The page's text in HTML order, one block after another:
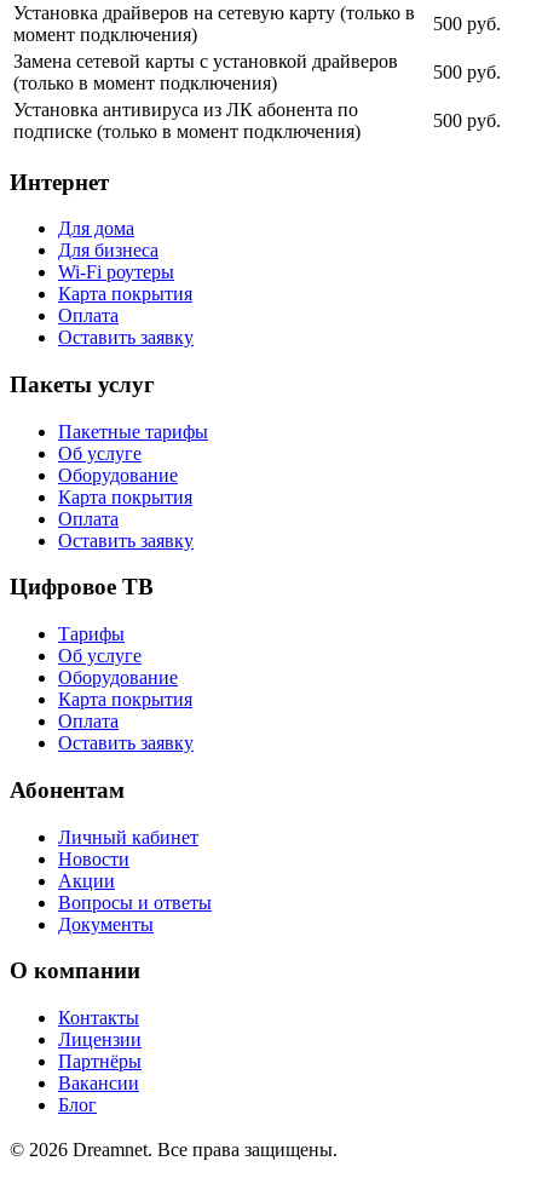
Установка драйверов на сетевую карту (только в
момент подключения)
500 руб.
Замена сетевой карты с установкой драйверов
(только в момент подключения)
500 руб.
Установка антивируса из ЛК абонента по
подписке (только в момент подключения)
500 руб.
Интернет
Для дома
Для бизнеса
Wi-Fi роутеры
Карта покрытия
Оплата
Оставить заявку
Пакеты услуг
Пакетные тарифы
Об услуге
Оборудование
Карта покрытия
Оплата
Оставить заявку
Цифровое ТВ
Тарифы
Об услуге
Оборудование
Карта покрытия
Оплата
Оставить заявку
Абонентам
Личный кабинет
Новости
Акции
Вопросы и ответы
Документы
О компании
Контакты
Лицензии
Партнёры
Вакансии
Блог
© 2026 Dreamnet. Все права защищены.